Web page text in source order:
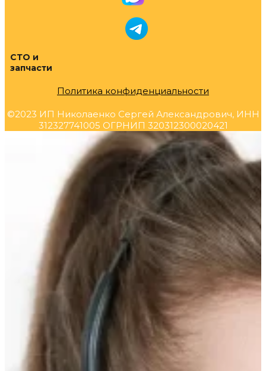
СТО и
запчасти
Политика конфиденциальности
©2023 ИП Николаенко Сергей Александрович, ИНН
312327741005 ОГРНИП 320312300020421